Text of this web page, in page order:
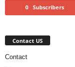
0 Subscribers
Contact US
Contact